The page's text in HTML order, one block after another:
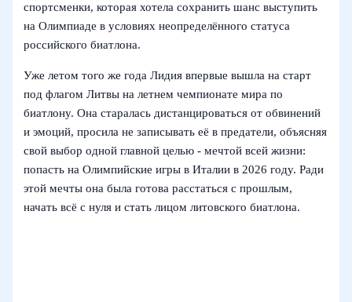
спортсменки, которая хотела сохранить шанс выступить
на Олимпиаде в условиях неопределённого статуса
российского биатлона.
Уже летом того же года Лидия впервые вышла на старт
под флагом Литвы на летнем чемпионате мира по
биатлону. Она старалась дистанцироваться от обвинений
и эмоций, просила не записывать её в предатели, объясняя
свой выбор одной главной целью - мечтой всей жизни:
попасть на Олимпийские игры в Италии в 2026 году. Ради
этой мечты она была готова расстаться с прошлым,
начать всё с нуля и стать лицом литовского биатлона.